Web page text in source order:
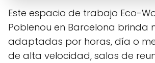
Este espacio de trabajo Eco-
Poblenou en Barcelona brinda
adaptadas por horas, día o
de alta velocidad, salas de